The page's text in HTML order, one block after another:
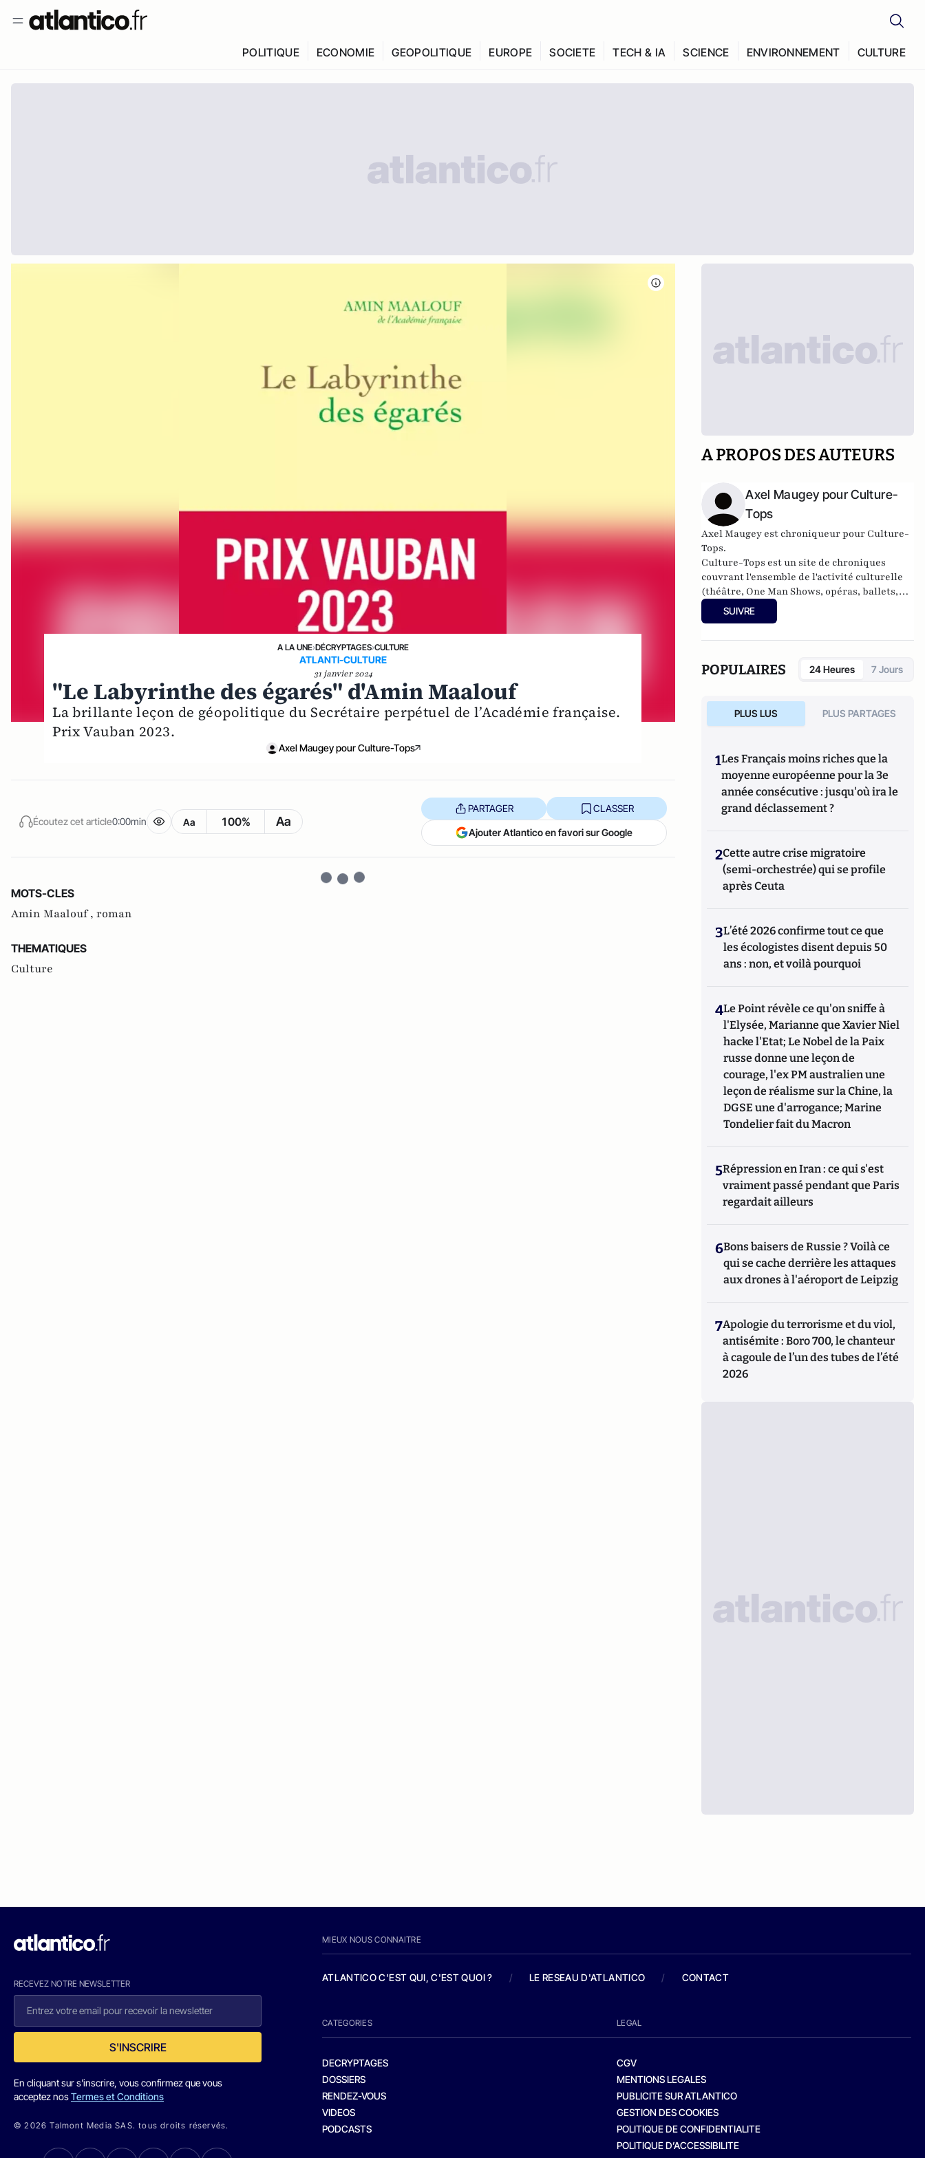
POLITIQUE ECONOMIE GEOPOLITIQUE EUROPE SOCIETE TECH & IA SCIENCE ENVIRONNEMENT CULTURE
A LA UNE›DÉCRYPTAGES›CULTURE
ATLANTI-CULTURE
31 janvier 2024
"Le Labyrinthe des égarés" d'Amin Maalouf
La brillante leçon de géopolitique du Secrétaire perpétuel de l’Académie française.
Prix Vauban 2023.
Axel Maugey pour Culture-Tops
Écoutez cet article0:00min Aa 100% Aa
PARTAGER CLASSER
Ajouter Atlantico en favori sur Google
MOTS-CLES
Amin Maalouf , roman
THEMATIQUES
Culture
A PROPOS DES AUTEURS
Axel Maugey pour Culture-
Tops
Axel Maugey est chroniqueur pour Culture-
Tops.
Culture-Tops est un site de chroniques
couvrant l'ensemble de l'activité culturelle
(théâtre, One Man Shows, opéras, ballets,
spectacles divers, cinéma, expos, livres,
etc.).
SUIVRE
POPULAIRES 24 Heures 7 Jours
PLUS LUS PLUS PARTAGES
1Les Français moins riches que la
moyenne européenne pour la 3e
année consécutive : jusqu'où ira le
grand déclassement ?
2Cette autre crise migratoire
(semi-orchestrée) qui se profile
après Ceuta
3L’été 2026 confirme tout ce que
les écologistes disent depuis 50
ans : non, et voilà pourquoi
4Le Point révèle ce qu'on sniffe à
l'Elysée, Marianne que Xavier Niel
hacke l'Etat; Le Nobel de la Paix
russe donne une leçon de
courage, l'ex PM australien une
leçon de réalisme sur la Chine, la
DGSE une d'arrogance; Marine
Tondelier fait du Macron
5Répression en Iran : ce qui s'est
vraiment passé pendant que Paris
regardait ailleurs
6Bons baisers de Russie ? Voilà ce
qui se cache derrière les attaques
aux drones à l'aéroport de Leipzig
7Apologie du terrorisme et du viol,
antisémite : Boro 700, le chanteur
à cagoule de l’un des tubes de l’été
2026
RECEVEZ NOTRE NEWSLETTER
S'INSCRIRE
En cliquant sur s'inscrire, vous confirmez que vous
acceptez nosTermes et Conditions
© 2026 Talmont Media SAS. tous droits réservés.
MIEUX NOUS CONNAITRE
ATLANTICO C'EST QUI, C'EST QUOI ? / LE RESEAU D'ATLANTICO / CONTACT
CATEGORIES
DECRYPTAGES
DOSSIERS
RENDEZ-VOUS
VIDEOS
PODCASTS
LEGAL
CGV
MENTIONS LEGALES
PUBLICITE SUR ATLANTICO
GESTION DES COOKIES
POLITIQUE DE CONFIDENTIALITE
POLITIQUE D’ACCESSIBILITE